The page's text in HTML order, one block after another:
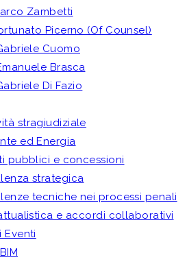
Zambetti
Picerno (Of Counsel)
Cuomo
Brasca
Di Fazio
stragiudiziale
ed Energia
pubblici e concessioni
strategica
tecniche nei processi penali
e accordi collaborativi
Eventi